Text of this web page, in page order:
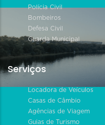
Polícia Civil
Bombeiros
Defesa Civil
Guarda Municipal
Serviços
Locadora de Veículos
Casas de Câmbio
Agências de Viagem
Guias de Turismo